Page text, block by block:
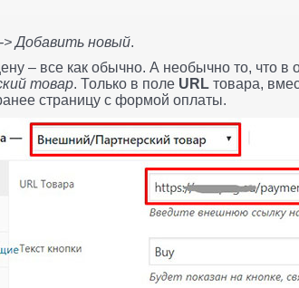
> Добавить новый.
– все как обычно. А необычно то, что в
товар. Только в поле URL товара,
страницу с формой оплаты.